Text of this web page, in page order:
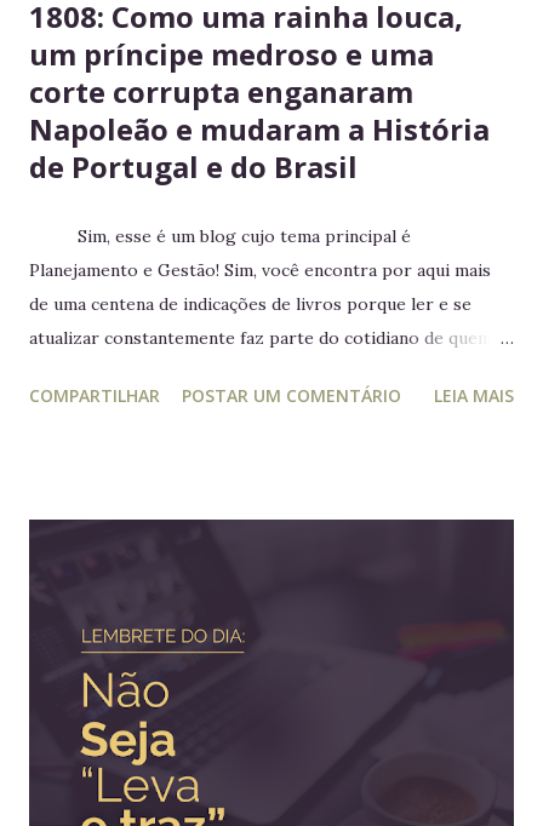
1808: Como uma rainha louca,
um príncipe medroso e uma
corte corrupta enganaram
Napoleão e mudaram a História
de Portugal e do Brasil
Sim, esse é um blog cujo tema principal é
Planejamento e Gestão! Sim, você encontra por aqui mais
de uma centena de indicações de livros porque ler e se
atualizar constantemente faz parte do cotidiano de quem
planejamento e gestão a leitura e atualização frequente é
territórios alheios, mas nenhum deles tinha ido tão longe a
ponto de cruzar um oceano para viver e reinar do outro
lado do mundo. Embora os europeus dominassem colônias
imensas em diversos continentes, até aquele momento
nenhum rei havia colocado os pés em seus territórios
ultramarinos para uma simples...
COMPARTILHAR POSTAR UM COMENTÁRIO LEIA MAIS